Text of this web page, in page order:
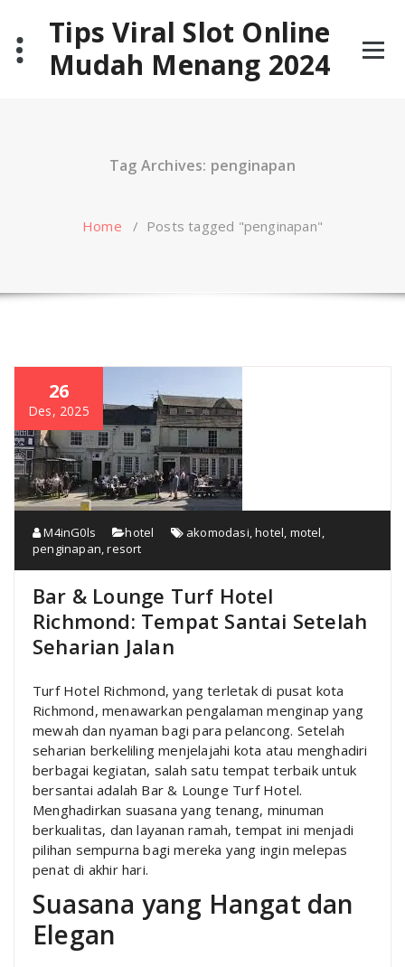
content Tips Viral Slot Online
Mudah Menang 2024
Tag Archives: penginapan
Home / Posts tagged "penginapan"
26
Des, 2025
M4inG0ls hotel akomodasi ,hotel motel
penginapan ,resort
Bar & Lounge Turf Hotel
Richmond: Tempat Santai Setelah
Seharian Jalan
Turf Hotel Richmond, yang terletak di pusat kota
Richmond, menawarkan pengalaman menginap yang
mewah dan nyaman bagi para pelancong. Setelah
seharian berkeliling menjelajahi kota atau menghadiri
berbagai kegiatan, salah satu tempat terbaik untuk
bersantai adalah Bar & Lounge Turf Hotel.
Menghadirkan suasana yang tenang, minuman
berkualitas, dan layanan ramah, tempat ini menjadi
pilihan sempurna bagi mereka yang ingin melepas
penat di akhir hari.
Suasana yang Hangat dan
Elegan